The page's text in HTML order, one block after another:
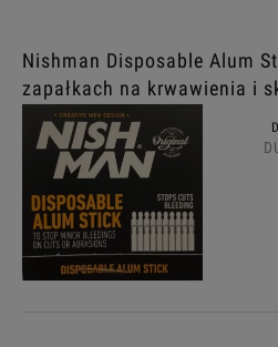
Nishman Disposable Alum
zapałkach na krwawienia i